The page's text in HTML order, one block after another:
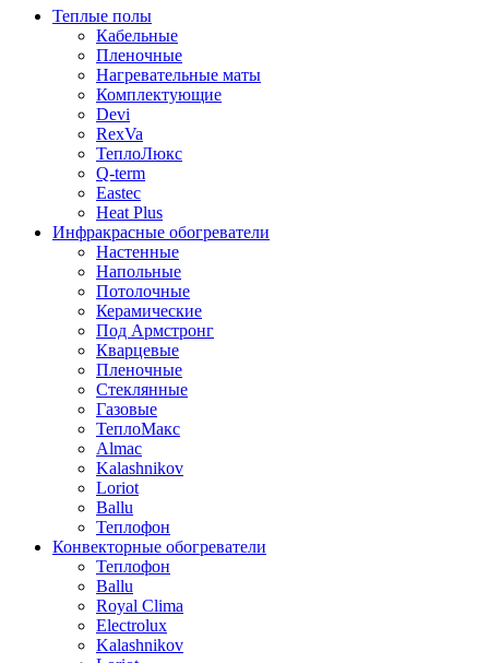
Теплые полы
Кабельные
Пленочные
Нагревательные маты
Комплектующие
Devi
RexVa
ТеплоЛюкс
Q-term
Eastec
Heat Plus
Инфракрасные обогреватели
Настенные
Напольные
Потолочные
Керамические
Под Армстронг
Кварцевые
Пленочные
Стеклянные
Газовые
ТеплоМакс
Almac
Kalashnikov
Loriot
Ballu
Теплофон
Конвекторные обогреватели
Теплофон
Ballu
Royal Clima
Electrolux
Kalashnikov